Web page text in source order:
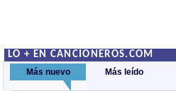
LO + EN CANCIONEROS.COM
Más nuevo Más leído